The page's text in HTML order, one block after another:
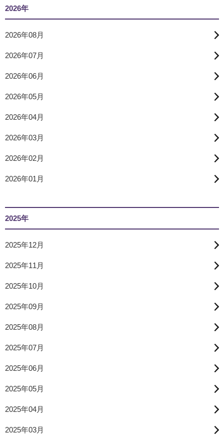
2026年
2026年08月
2026年07月
2026年06月
2026年05月
2026年04月
2026年03月
2026年02月
2026年01月
2025年
2025年12月
2025年11月
2025年10月
2025年09月
2025年08月
2025年07月
2025年06月
2025年05月
2025年04月
2025年03月